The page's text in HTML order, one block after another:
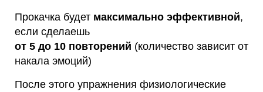
Прокачка будет максимально эффективной,
если сделаешь
от 5 до 10 повторений (количество зависит от
накала эмоций)
После этого упражнения физиологические